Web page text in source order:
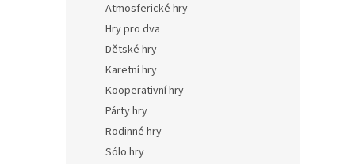
Atmosferické hry
Hry pro dva
Dětské hry
Karetní hry
Kooperativní hry
Párty hry
Rodinné hry
Sólo hry